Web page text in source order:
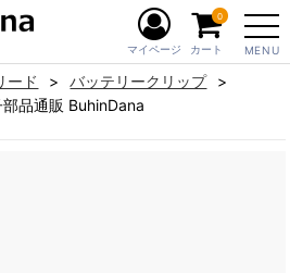
MENU
マイページ カート
0
ード
バッテリークリップ
品通販 BuhinDana